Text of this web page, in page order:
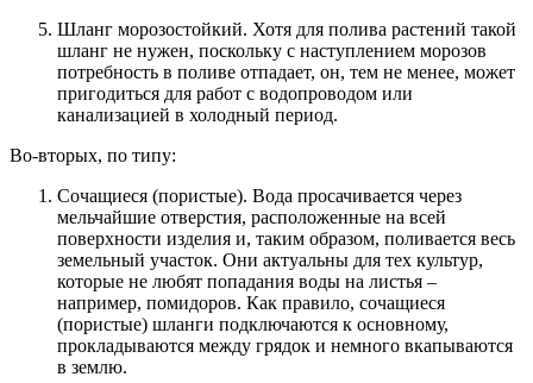
Шланг морозостойкий. Хотя для полива растений такой
шланг не нужен, поскольку с наступлением морозов
потребность в поливе отпадает, он, тем не менее, может
пригодиться для работ с водопроводом или
канализацией в холодный период.
Во-вторых, по типу:
Сочащиеся (пористые). Вода просачивается через
мельчайшие отверстия, расположенные на всей
поверхности изделия и, таким образом, поливается весь
земельный участок. Они актуальны для тех культур,
которые не любят попадания воды на листья –
например, помидоров. Как правило, сочащиеся
(пористые) шланги подключаются к основному,
прокладываются между грядок и немного вкапываются
в землю.